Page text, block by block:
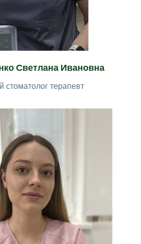
Светлана Ивановна
стоматолог терапевт